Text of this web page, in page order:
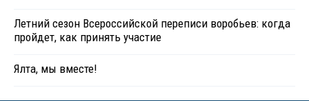
Летний сезон Всероссийской переписи воробьев: когда
пройдет, как принять участие
Ялта, мы вместе!